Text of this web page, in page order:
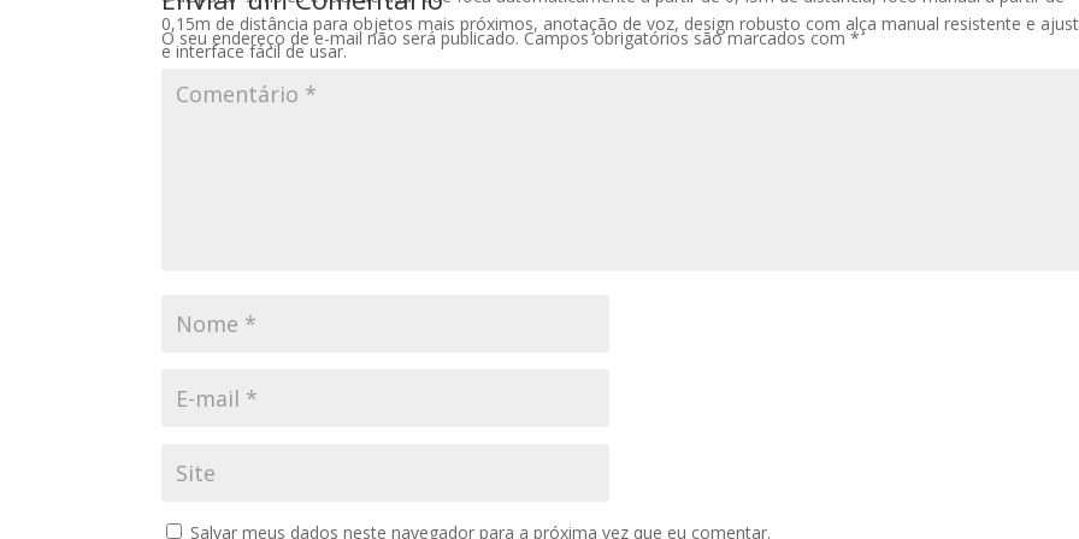
0,15m de distância para objetos mais próximos, anotação de voz, design robusto com alça manual resistente e
e interface fácil de usar.
O seu endereço de e-mail não será publicado. Campos obrigatórios são marcados com*
Salvar meus dados neste navegador para a próxima vez que eu comentar.